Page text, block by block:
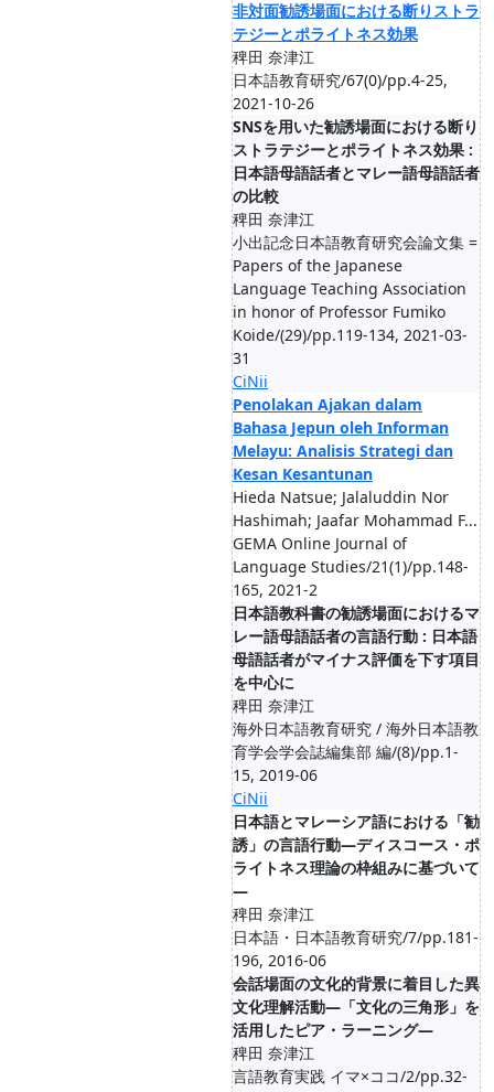
非対面勧誘場面における断りストラ
テジーとポライトネス効果
稗田 奈津江
日本語教育研究/67(0)/pp.4-25,
2021-10-26
SNSを用いた勧誘場面における断り
ストラテジーとポライトネス効果 :
日本語母語話者とマレー語母語話者
の比較
稗田 奈津江
小出記念日本語教育研究会論文集 =
Papers of the Japanese
Language Teaching Association
in honor of Professor Fumiko
Koide/(29)/pp.119-134, 2021-03-
31
CiNii
Penolakan Ajakan dalam
Bahasa Jepun oleh Informan
Melayu: Analisis Strategi dan
Kesan Kesantunan
Hieda Natsue; Jalaluddin Nor
Hashimah; Jaafar Mohammad F...
GEMA Online Journal of
Language Studies/21(1)/pp.148-
165, 2021-2
日本語教科書の勧誘場面におけるマ
レー語母語話者の言語行動 : 日本語
母語話者がマイナス評価を下す項目
を中心に
稗田 奈津江
海外日本語教育研究 / 海外日本語教
育学会学会誌編集部 編/(8)/pp.1-
15, 2019-06
CiNii
日本語とマレーシア語における「勧
誘」の言語行動―ディスコース・ポ
ライトネス理論の枠組みに基づいて
―
稗田 奈津江
日本語・日本語教育研究/7/pp.181-
196, 2016-06
会話場面の文化的背景に着目した異
文化理解活動―「文化の三角形」を
活用したピア・ラーニング―
稗田 奈津江
言語教育実践 イマ×ココ/2/pp.32-